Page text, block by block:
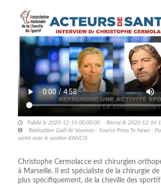
Publié le 2020-12-14 00:00:00 - Révisé le 2020-12-14
Réalisation Gaël de Vaumas - Source Press Tv News -
santé avec le soutien d'ANCIS
Christophe Cermolacce est chirurgien
à Marseille. Il est spécialiste de la chirurgie
plus spécifiquement, de la cheville des